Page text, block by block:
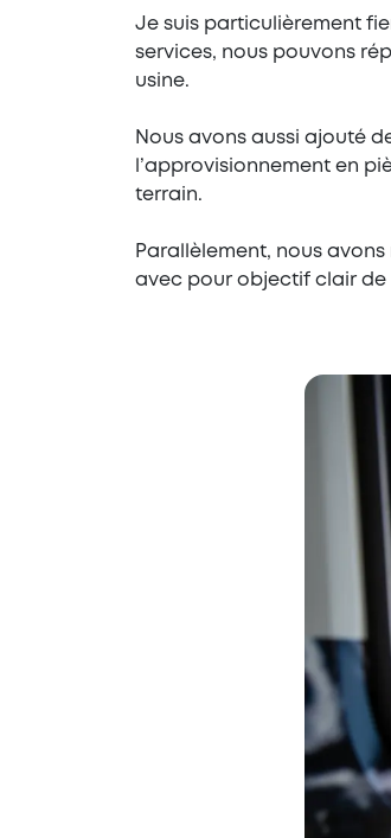
Je suis particulièrement
services, nous pouvons
usine.
Nous avons aussi ajouté
l’approvisionnement en
terrain.
Parallèlement, nous
avec pour objectif clair de